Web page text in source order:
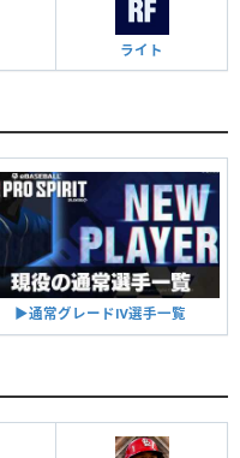
ライト
▶︎通常グレードⅣ選手一覧